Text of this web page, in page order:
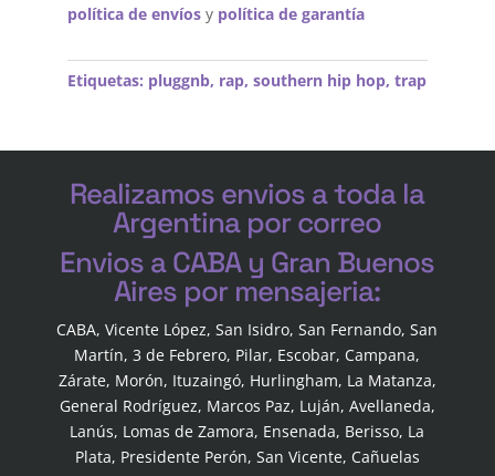
política de envíosy política de garantía
Etiquetas: pluggnb, rap, southern hip hop, trap
Realizamos envios a toda la
Argentina por correo
Envios a CABA y Gran Buenos
Aires por mensajeria:
CABA, Vicente López, San Isidro, San Fernando, San
Martín, 3 de Febrero, Pilar, Escobar, Campana,
Zárate, Morón, Ituzaingó, Hurlingham, La Matanza,
General Rodríguez, Marcos Paz, Luján, Avellaneda,
Lanús, Lomas de Zamora, Ensenada, Berisso, La
Plata, Presidente Perón, San Vicente, Cañuelas